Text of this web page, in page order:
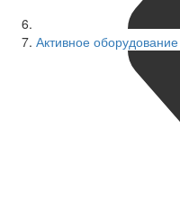
Активное